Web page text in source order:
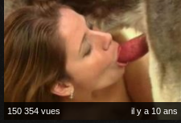
150 354 vues
il y a 10 ans